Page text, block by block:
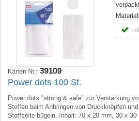
Material:
-
Karten Nr.: 39109
Power dots 100 St.
Power dots "strong & safe" zur Verstärkung
Stoffen beim Anbringen von Druckknöpfen
Stoffseite bügeln. Inhalt: 70 x 20 mm, 30 x 30